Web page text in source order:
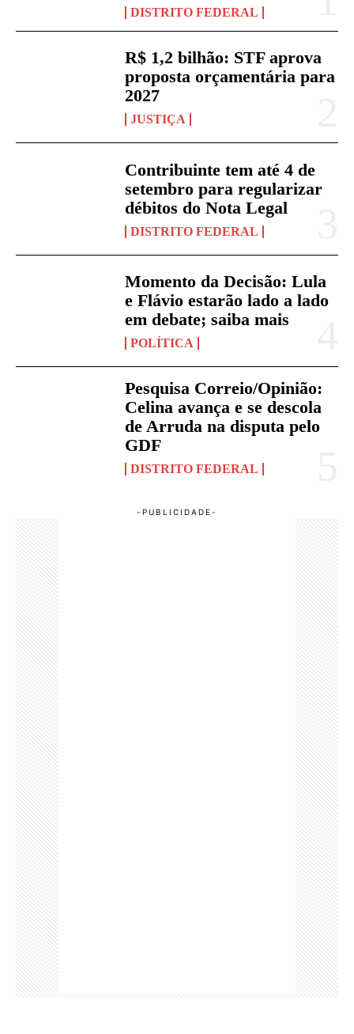
DISTRITO FEDERAL
R$ 1,2 bilhão: STF aprova
proposta orçamentária para
2027
JUSTIÇA
Contribuinte tem até 4 de
setembro para regularizar
débitos do Nota Legal
DISTRITO FEDERAL
Momento da Decisão: Lula
e Flávio estarão lado a lado
em debate; saiba mais
POLÍTICA
Pesquisa Correio/Opinião:
Celina avança e se descola
de Arruda na disputa pelo
GDF
DISTRITO FEDERAL